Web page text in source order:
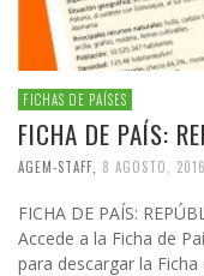
FICHAS DE PAÍSES
FICHA DE PAÍS:
AGEM-STAFF 8 AGOSTO, 2016
FICHA DE PAÍS:
Accede a la Ficha de
para descargar la